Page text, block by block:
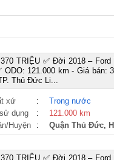
TRIỆU ✅ Đời 2018 – Ford
ODO: 121.000 km - Giá bán:
Thủ Đức Li...
xứ :
Trong nước
dụng :
121.000 km
Huyện : Quận Thủ Đức,
TRIỆU ✅ Đời 2018 – Ford